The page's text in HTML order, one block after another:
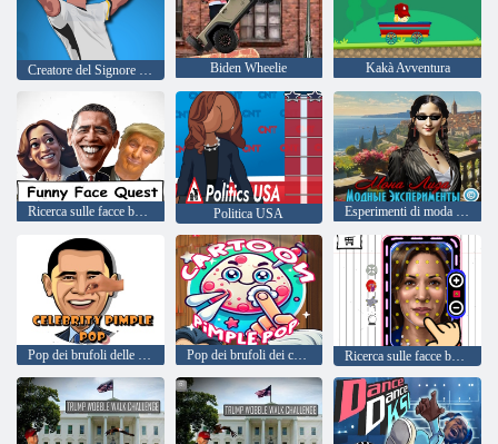
Creatore del Signore dei Flood Biden Wheelie Kakà Avventura
Ricerca sulle facce buffe Politica USA Esperimenti di moda di Monna Lisa
Pop dei brufoli delle celebrità Pop dei brufoli dei cartoni animati Ricerca sulle facce buffe